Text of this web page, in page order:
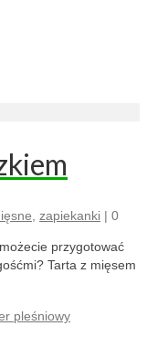
zapiekanki | 0
przygotować
Tarta z mięsem
pleśniowy